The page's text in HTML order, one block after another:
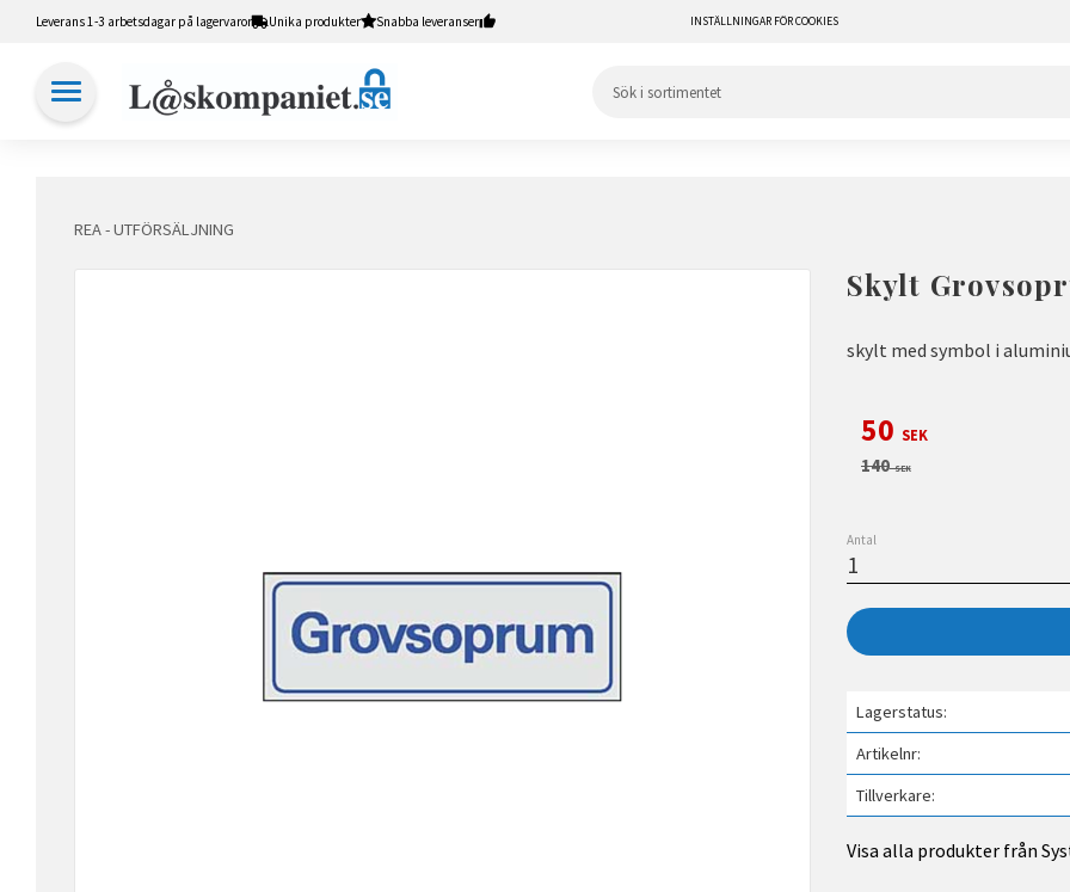
Leverans 1-3 arbetsdagar på lagervaror Unika produkter Snabba leveranser INSTÄLLNINGAR FÖR COOKIES
REA - UTFÖRSÄLJNING
Skylt
skylt med symbol i
Nedsatt pris:
50 SEK
Ordinarie pris:
140SEK
Antal
Lagerstatus
Artikelnr
Tillverkare
Visa alla produkter från